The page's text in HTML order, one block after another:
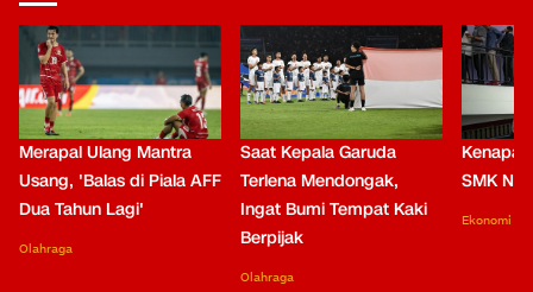
Merapal Ulang Mantra
Usang, 'Balas di Piala AFF
Dua Tahun Lagi'
Olahraga
Saat Kepala Garuda
Terlena Mendongak,
Ingat Bumi Tempat Kaki
Berpijak
Olahraga
Kenapa
SMK
Ekonomi